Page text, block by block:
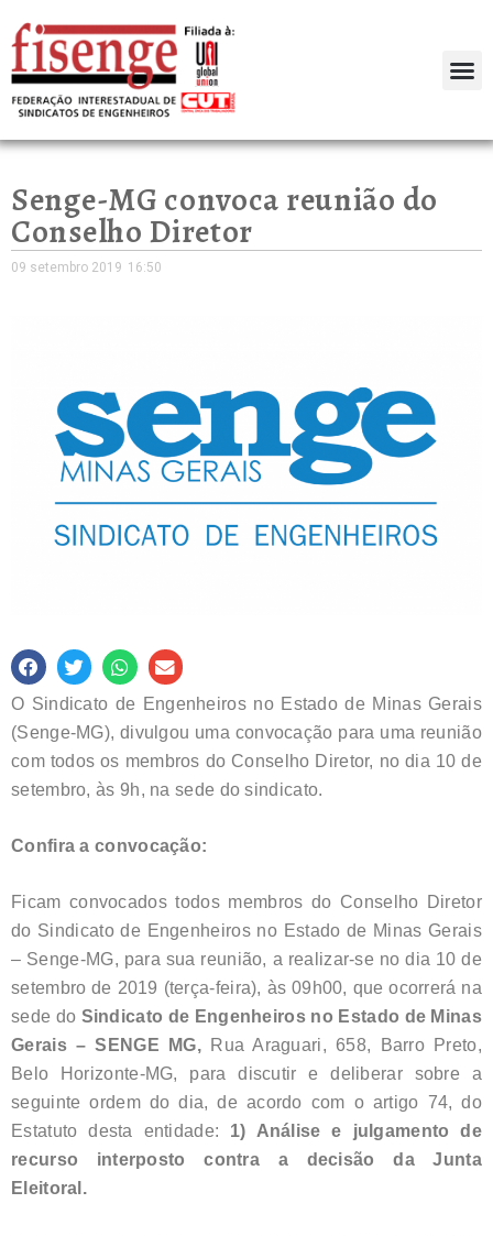
Senge-MG convoca reunião do
Conselho Diretor
09 setembro 2019 16:50
O Sindicato de Engenheiros no Estado de Minas Gerais
(Senge-MG), divulgou uma convocação para uma reunião
com todos os membros do Conselho Diretor, no dia 10 de
setembro, às 9h, na sede do sindicato.
Confira a convocação:
Ficam convocados todos membros do Conselho Diretor
do Sindicato de Engenheiros no Estado de Minas Gerais
– Senge-MG, para sua reunião, a realizar-se no dia 10 de
setembro de 2019 (terça-feira), às 09h00, que ocorrerá na
sede do Sindicato de Engenheiros no Estado de Minas
Gerais – SENGE MG, Rua Araguari, 658, Barro Preto,
Belo Horizonte-MG, para discutir e deliberar sobre a
seguinte ordem do dia, de acordo com o artigo 74, do
Estatuto desta entidade: 1) Análise e julgamento de
recurso interposto contra a decisão da Junta
Eleitoral.